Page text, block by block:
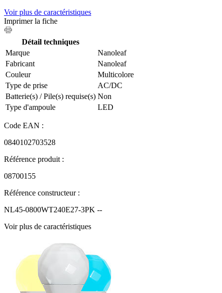
Voir plus de caractéristiques
Imprimer la fiche
Détail techniques
Marque
‎Nanoleaf
Fabricant
‎Nanoleaf
Couleur
‎Multicolore
Type de prise
‎AC/DC
Batterie(s) / Pile(s) requise(s) ‎Non
Type d'ampoule
‎LED
Code EAN :
0840102703528
Référence produit :
08700155
Référence constructeur :
NL45-0800WT240E27-3PK --
Voir plus de caractéristiques